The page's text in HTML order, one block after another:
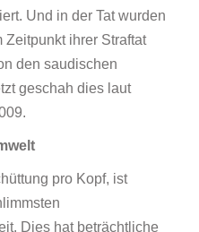
Und in der Tat wurden
ihrer Straftat
den saudischen
geschah dies laut
pro Kopf, ist
Dies hat beträchtliche